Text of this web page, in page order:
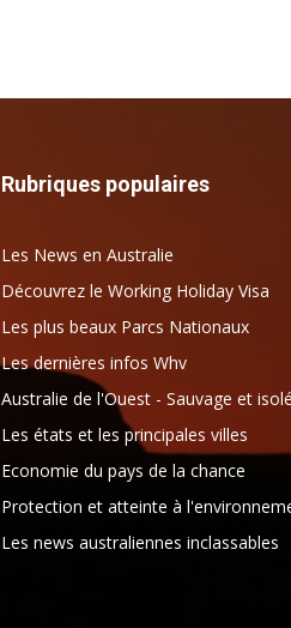
Rubriques populaires
Les News en Australie
Découvrez le Working Holiday Visa
Les plus beaux Parcs Nationaux
Les dernières infos Whv
Australie de l'Ouest - Sauvage et isolé
Les états et les principales villes
Economie du pays de la chance
Protection et atteinte à
Les news australiennes inclassables